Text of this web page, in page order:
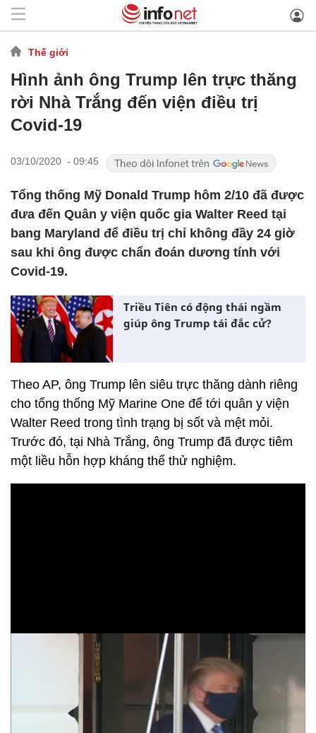
Thế giới
Hình ảnh ông Trump lên trực thăng
rời Nhà Trắng đến viện điều trị
Covid-19
03/10/2020 - 09:45
Tổng thống Mỹ Donald Trump hôm 2/10 đã được
đưa đến Quân y viện quốc gia Walter Reed tại
bang Maryland để điều trị chỉ không đầy 24 giờ
sau khi ông được chẩn đoán dương tính với
Covid-19.
Triều Tiên có động thái ngầm
giúp ông Trump tái đắc cử?
Theo AP, ông Trump lên siêu trực thăng dành riêng
cho tổng thống Mỹ Marine One để tới quân y viện
Walter Reed trong tình trạng bị sốt và mệt mỏi.
Trước đó, tại Nhà Trắng, ông Trump đã được tiêm
một liều hỗn hợp kháng thể thử nghiệm.